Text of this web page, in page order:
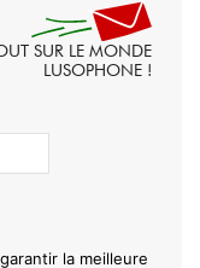
SUR LE MONDE
LUSOPHONE !
la meilleure